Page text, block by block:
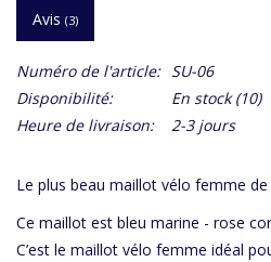
Avis (3)
Numéro de l'article: SU-06
Disponibilité:
En stock(10)
Heure de livraison:
2-3 jours
Le plus beau maillot vélo femme de
Ce maillot est bleu marine - rose
C’est le maillot vélo femme idéal